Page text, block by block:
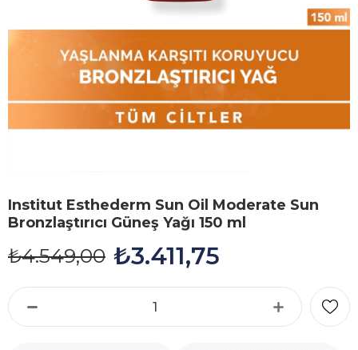
Institut Esthederm Sun Oil Moderate Sun
Bronzlaştırıcı Güneş Yağı 150 ml
₺4.549,00 ₺3.411,75